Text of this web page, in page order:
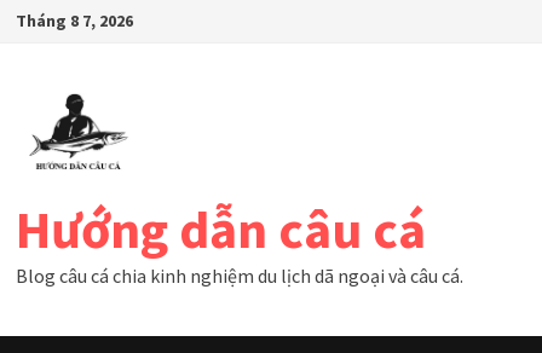
SkipTháng 8 7, 2026
Hướng dẫn câu cá
Blog câu cá chia kinh nghiệm du lịch dã ngoại và câu cá.